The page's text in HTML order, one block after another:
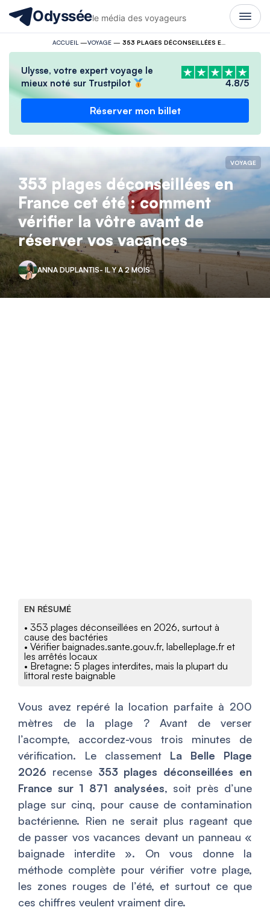
Odysséele média des voyageurs
ACCUEIL —VOYAGE— 353 PLAGES DÉCONSEILLÉES EN FRANCE CET ÉTÉ : COMMENT VÉRIFIER LA VÔTRE AVANT DE RÉSERVER VOS VACANCES
Ulysse, votre expert voyage le
mieux noté sur Trustpilot
4.8/5
Réserver mon billet
VOYAGE
353 plages déconseillées en
France cet été : comment
vérifier la vôtre avant de
réserver vos vacances
ANNA DUPLANTIS- IL Y A 2 MOIS
EN RÉSUMÉ
• 353 plages déconseillées en 2026, surtout à
cause des bactéries
• Vérifier baignades.sante.gouv.fr, labelleplage.fr et
les arrêtés locaux
• Bretagne: 5 plages interdites, mais la plupart du
littoral reste baignable
Vous avez repéré la location parfaite à 200
mètres de la plage ? Avant de verser
l’acompte, accordez-vous trois minutes de
vérification. Le classement La Belle Plage
2026 recense 353 plages déconseillées en
France sur 1 871 analysées, soit près d’une
plage sur cinq, pour cause de contamination
bactérienne. Rien ne serait plus rageant que
de passer vos vacances devant un panneau «
baignade interdite ». On vous donne la
méthode complète pour vérifier votre plage,
les zones rouges de l’été, et surtout ce que
ces chiffres veulent vraiment dire.